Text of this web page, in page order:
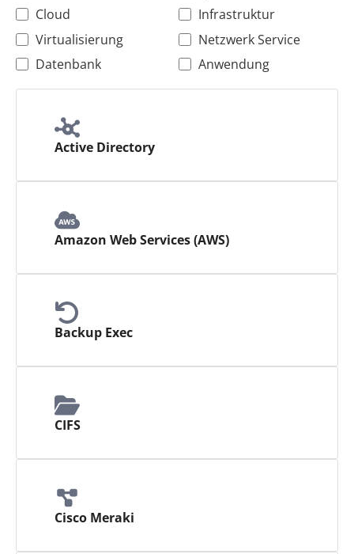
Cloud
Infrastruktur
Virtualisierung
Netzwerk Service
Datenbank
Anwendung
Active Directory
Amazon Web Services (AWS)
Backup Exec
CIFS
Cisco Meraki